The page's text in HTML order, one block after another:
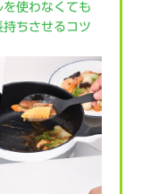
使わなくても
ちさせるコツ